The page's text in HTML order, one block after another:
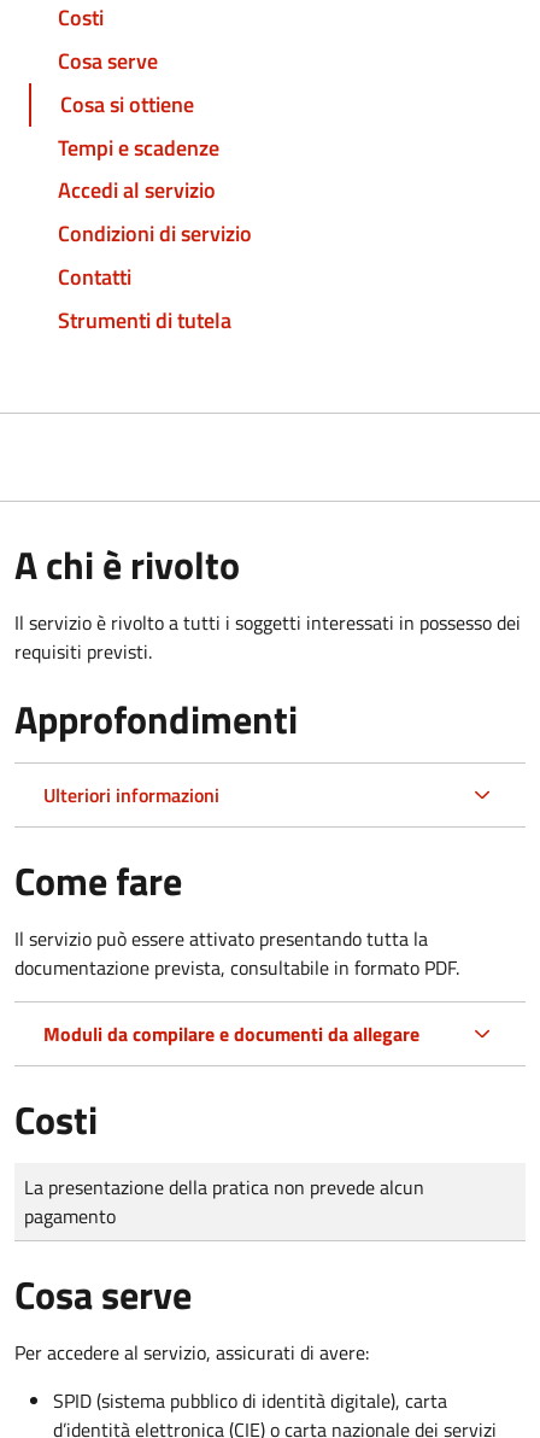
Costi
Cosa serve
Cosa si ottiene
Tempi e scadenze
Accedi al servizio
Condizioni di servizio
Contatti
Strumenti di tutela
A chi è rivolto
Il servizio è rivolto a tutti i soggetti interessati in possesso dei
requisiti previsti.
Approfondimenti
Ulteriori informazioni
Come fare
Il servizio può essere attivato presentando tutta la
documentazione prevista, consultabile in formato PDF.
Moduli da compilare e documenti da allegare
Costi
Tipo di pagamento
Importo
La presentazione della pratica non prevede alcun
pagamento
Cosa serve
Per accedere al servizio, assicurati di avere:
SPID (sistema pubblico di identità digitale), carta
d’identità elettronica (CIE) o carta nazionale dei servizi